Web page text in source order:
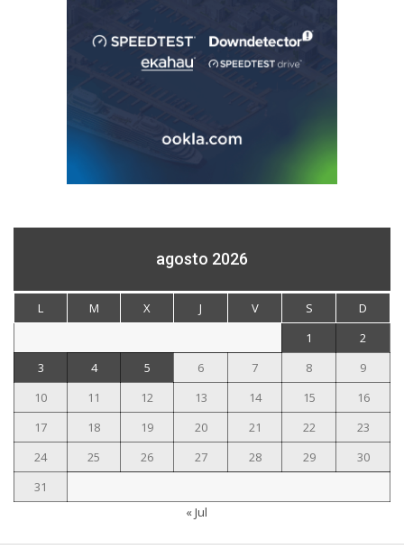
agosto 2026
L M X J V S
D
1
2
3
4 5 6 7 8
9
10
11 12 13 14 15
16
17
18 19 20 21 22
23
24
25 26 27 28 29
30
31
« Jul